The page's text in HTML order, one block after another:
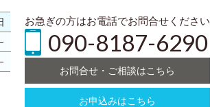
お急ぎの方はお電話でお問合せください
090-8187-6290
お問合せ・ご相談はこちら
お申込みはこちら